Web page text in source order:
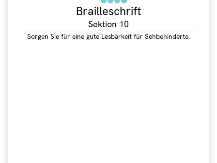
Brailleschrift
Sektion 10
Sorgen Sie für eine gute Lesbarkeit für Sehbehinderte.